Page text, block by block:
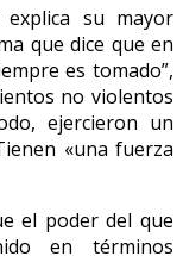
explica su mayor
que dice que en
es tomado”,
no violentos
ejercieron un
«una fuerza
el poder del que
en términos